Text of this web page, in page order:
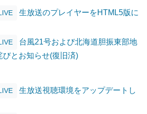
生放送のプレイヤーをHTML5版に
台風21号および北海道胆振東部地
びとお知らせ(復旧済)
生放送視聴環境をアップデートし